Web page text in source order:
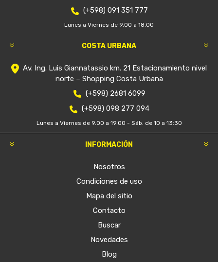
(+598) 091 351 777
Lunes a Viernes de 9.00 a 18.00
COSTA URBANA
Av. Ing. Luis Giannatassio km. 21 Estacionamiento nivel
norte – Shopping Costa Urbana
(+598) 2681 6099
(+598) 098 277 094
Lunes a Viernes de 9.00 a 19.00 - Sáb. de 10 a 13:30
INFORMACIÓN
Nosotros
Condiciones de uso
Mapa del sitio
Contacto
Buscar
Novedades
Blog